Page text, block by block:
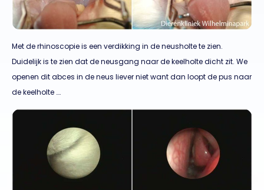
Met de rhinoscopie is een verdikking in de neusholte te zien.
Duidelijk is te zien dat de neusgang naar de keelholte dicht zit. We
openen dit abces in de neus liever niet want dan loopt de pus naar
de keelholte ….